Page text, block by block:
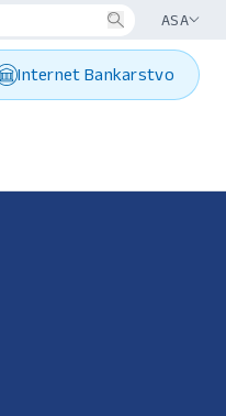
ASA
Internet Bankarstvo